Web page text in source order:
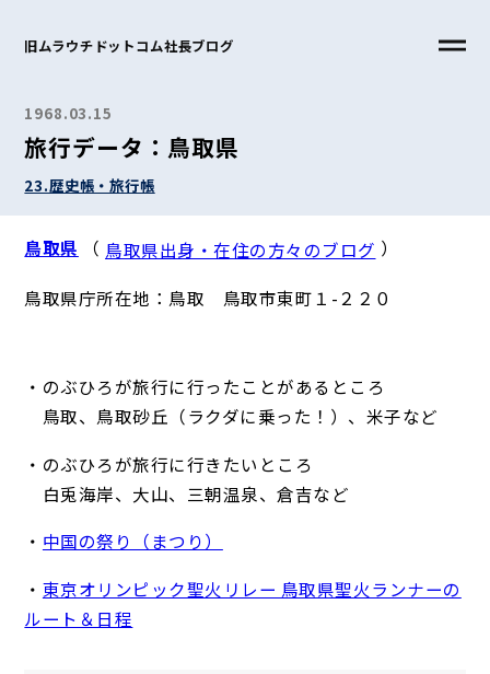
旧ムラウチドットコム社長ブログ
1968.03.15
旅行データ：鳥取県
23.歴史帳・旅行帳
鳥取県 （ 鳥取県出身・在住の方々のブログ ）
鳥取県庁所在地：鳥取 鳥取市東町１-２２０
・のぶひろが旅行に行ったことがあるところ
鳥取、鳥取砂丘（ラクダに乗った！）、米子など
・のぶひろが旅行に行きたいところ
白兎海岸、大山、三朝温泉、倉吉など
・ 中国の祭り（まつり）
・ 東京オリンピック聖火リレー 鳥取県聖火ランナーの
ルート＆日程